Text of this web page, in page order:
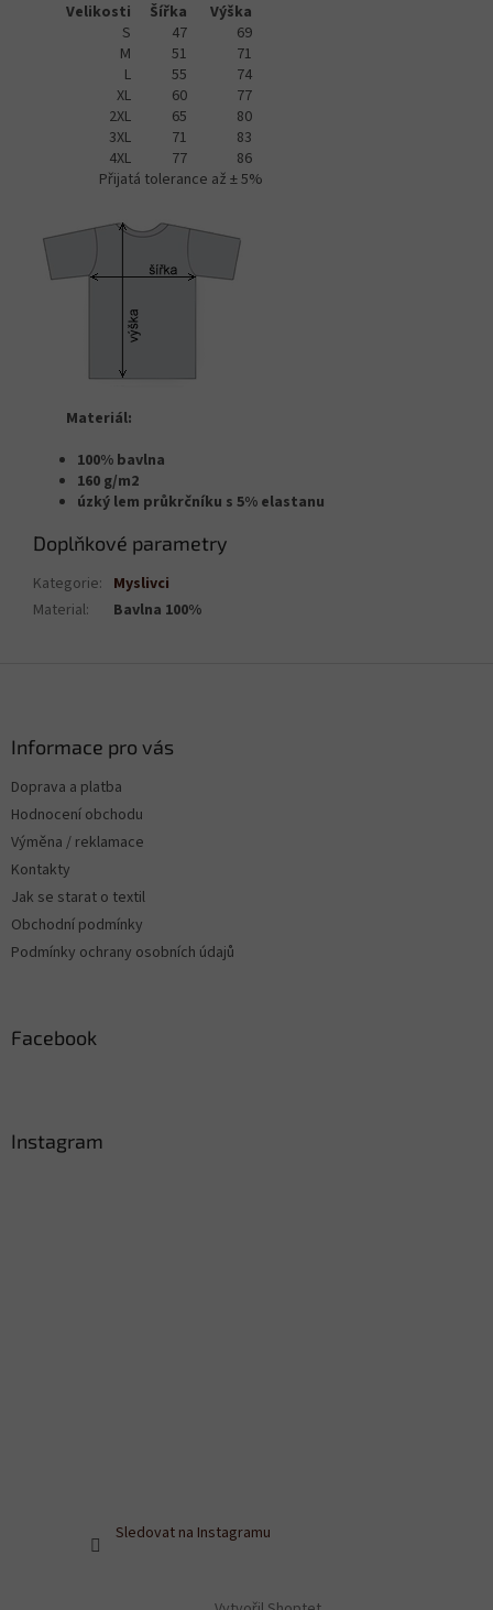
Velikosti
Šířka
Výška
S
47
69
M
51
71
L
55
74
XL
60
77
2XL
65
80
3XL
71
83
4XL
77
86
Přijatá tolerance až ± 5%
Materiál:
100% bavlna
160 g/m2
úzký lem průkrčníku s 5% elastanu
Doplňkové parametry
Kategorie: Myslivci
Material: Bavlna 100%
Informace pro vás
Doprava a platba
Hodnocení obchodu
Výměna / reklamace
Kontakty
Jak se starat o textil
Obchodní podmínky
Podmínky ochrany osobních údajů
Facebook
Instagram
Sledovat na Instagramu